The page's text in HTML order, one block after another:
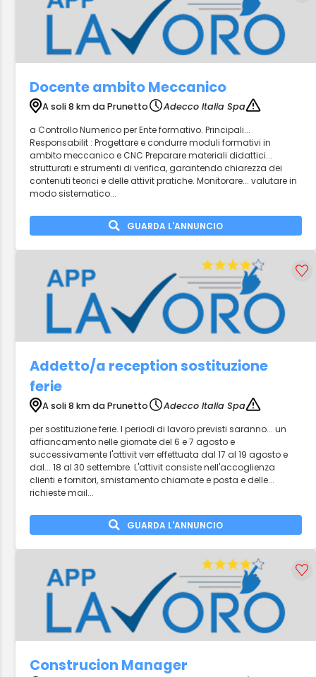
Docente ambito Meccanico
A soli 8 km da Prunetto
Adecco Italia Spa
a Controllo Numerico per Ente formativo. Principali...
Responsabilit : Progettare e condurre moduli formativi in
ambito meccanico e CNC Preparare materiali didattici...
strutturati e strumenti di verifica, garantendo chiarezza dei
contenuti teorici e delle attivit pratiche. Monitorare... valutare in
modo sistematico...
GUARDA L'ANNUNCIO
Addetto/a reception sostituzione
ferie
A soli 8 km da Prunetto
Adecco Italia Spa
per sostituzione ferie. I periodi di lavoro previsti saranno... un
affiancamento nelle giornate del 6 e 7 agosto e
successivamente l'attivit verr effettuata dal 17 al 19 agosto e
dal... 18 al 30 settembre. L'attivit consiste nell'accoglienza
clienti e fornitori, smistamento chiamate e posta e delle...
richieste mail...
GUARDA L'ANNUNCIO
Construcion Manager